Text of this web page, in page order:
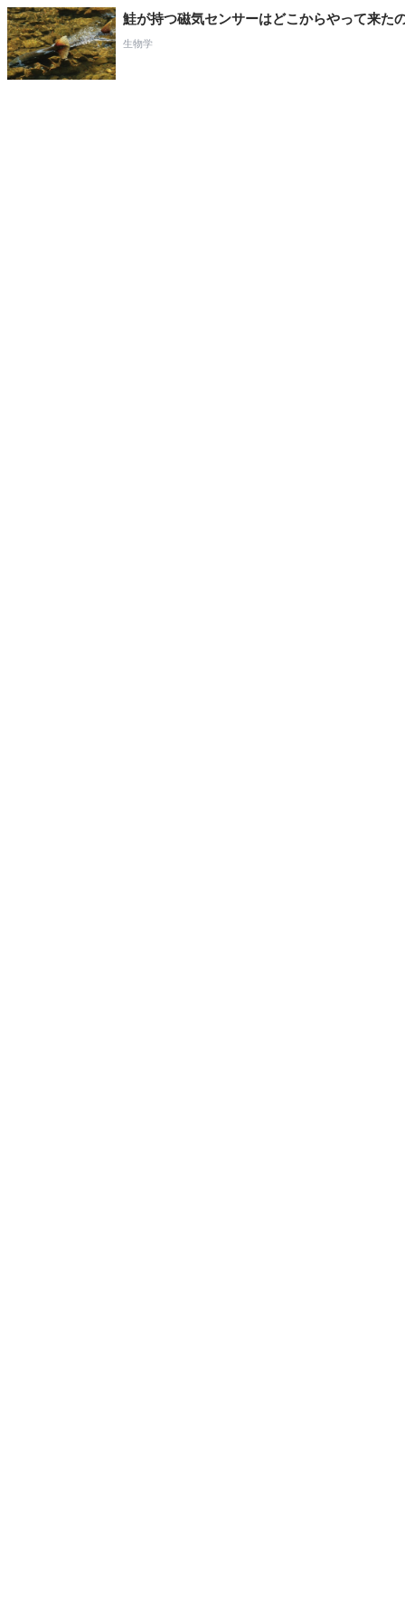
鮭が持つ磁気センサーはどこからやって来た
生物学